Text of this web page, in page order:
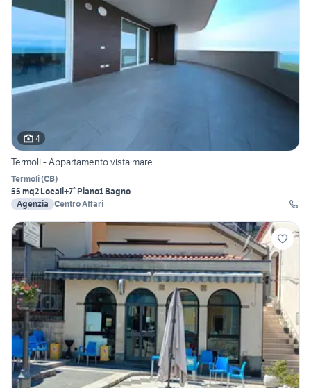
4
Termoli - Appartamento vista mare
Termoli(CB)
55 mq2 Locali+7° Piano1 Bagno
Agenzia Centro Affari